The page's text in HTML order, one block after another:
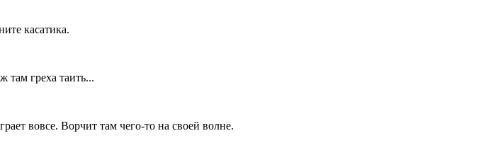
касатика.
там греха таить...
вовсе. Ворчит там чего-то на своей волне.